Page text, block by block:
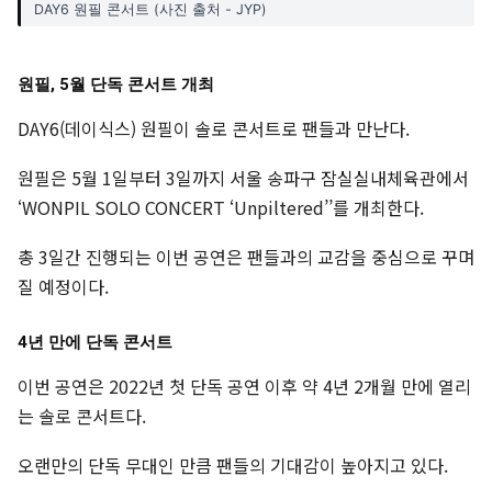
DAY6 원필 콘서트 (사진 출처 - JYP)
원필, 5월 단독 콘서트 개최
DAY6(데이식스) 원필이 솔로 콘서트로 팬들과 만난다.
원필은 5월 1일부터 3일까지 서울 송파구 잠실실내체육관에서
‘WONPIL SOLO CONCERT ‘Unpiltered’’를 개최한다.
총 3일간 진행되는 이번 공연은 팬들과의 교감을 중심으로 꾸며
질 예정이다.
4년 만에 단독 콘서트
이번 공연은 2022년 첫 단독 공연 이후 약 4년 2개월 만에 열리
는 솔로 콘서트다.
오랜만의 단독 무대인 만큼 팬들의 기대감이 높아지고 있다.